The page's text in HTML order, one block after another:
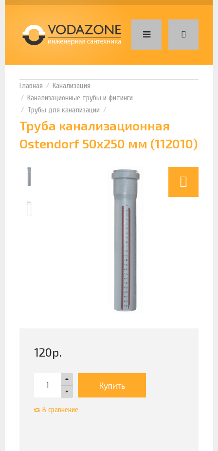
Канализация
Канализационные трубы и фитинги
Трубы для канализации
Труба канализационная
Ostendorf 50х250 мм (112010)
120р.
Купить
В сравнение